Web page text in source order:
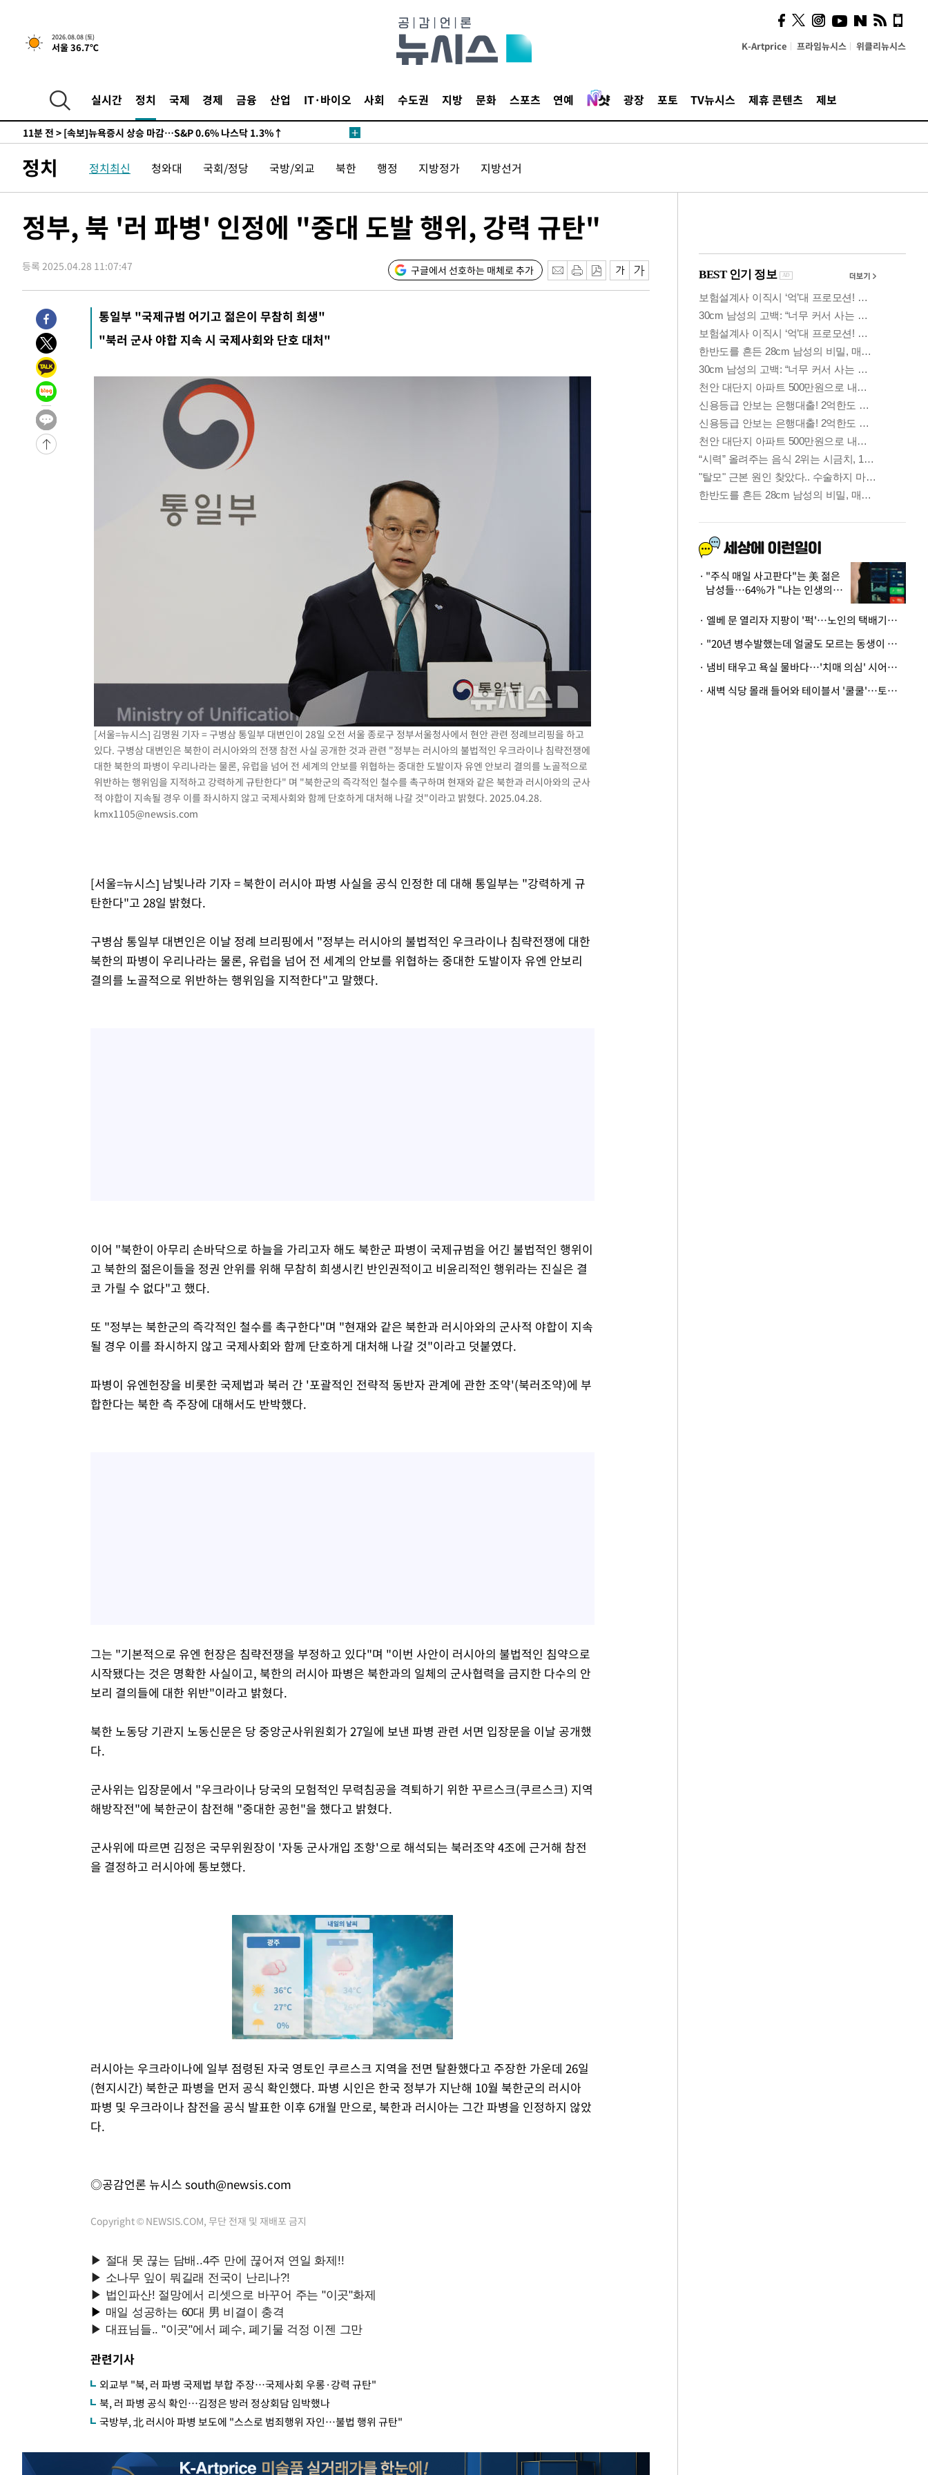
2026.08.08 (토)
서울 36.7℃ K-Artprice 프라임뉴시스 위클리뉴시스
실시간 정치 국제 경제 금융 산업 IT·바이오 사회 수도권 지방 문화 스포츠 연예 광장 포토 TV뉴시스 제휴 콘텐츠 제보
-25796초 전 >여수 오동도 해상서 모터보트 전복…1명 사망·1명 실종
-22023초 전 >극한폭염 한풀 꺾이지만…'낮 최고 35도' 무더위, 열대야 계속[다음
-17558초 전 >
[속보]'압수수색·성접대 논란' 축구협회 "실망과 걱정 안겨드려 죄
-6179초 전 >
11분 전 > [속보]뉴욕증시 상승 마감…S&P 0.6% 나스닥 1.3%↑
-28906초 전 >
선재도서 해루질 나섰다 실종 60대, 닷새 만에 숨진 채 발견
-26440초 전 >남자 농구, 나고야 아시안게임서 '홈팀' 일본과 한일전
-22043초 전 >
극한폭염 한풀 꺾이지만…'낮 최고 35도' 무더위, 열대야 계속[다음
-17578초 전 >[속보]'압수수색·성접대 논란' 축구협회 "실망과 걱정 안겨드려 죄
-6199초 전 >'최고 37도' 폭염 지속…강원동해안 최대 150㎜ 비
11분 전 >
[속보]뉴욕증시 상승 마감…S&P 0.6% 나스닥 1.3%↑
정치 정치최신 청와대 국회/정당 국방/외교 북한 행정 지방정가 지방선거
정부, 북 '러 파병' 인정에 "중대 도발 행위, 강력 규탄"
등록 2025.04.28 11:07:47 구글에서 선호하는 매체로 추가
통일부 "국제규범 어기고 젊은이 무참히 희생"
"북러 군사 야합 지속 시 국제사회와 단호 대처"
[서울=뉴시스] 김명원 기자 = 구병삼 통일부 대변인이 28일 오전 서울 종로구 정부서울청사에서 현안 관련 정례브리핑을 하고
있다. 구병삼 대변인은 북한이 러시아와의 전쟁 참전 사실 공개한 것과 관련 "정부는 러시아의 불법적인 우크라이나 침략전쟁에
대한 북한의 파병이 우리나라는 물론, 유럽을 넘어 전 세계의 안보를 위협하는 중대한 도발이자 유엔 안보리 결의를 노골적으로
위반하는 행위임을 지적하고 강력하게 규탄한다" 며 "북한군의 즉각적인 철수를 촉구하며 현재와 같은 북한과 러시아와의 군사
적 야합이 지속될 경우 이를 좌시하지 않고 국제사회와 함께 단호하게 대처해 나갈 것"이라고 밝혔다. 2025.04.28.
kmx1105@newsis.com
[서울=뉴시스] 남빛나라 기자 = 북한이 러시아 파병 사실을 공식 인정한 데 대해 통일부는 "강력하게 규
탄한다"고 28일 밝혔다.
구병삼 통일부 대변인은 이날 정례 브리핑에서 "정부는 러시아의 불법적인 우크라이나 침략전쟁에 대한
북한의 파병이 우리나라는 물론, 유럽을 넘어 전 세계의 안보를 위협하는 중대한 도발이자 유엔 안보리
결의를 노골적으로 위반하는 행위임을 지적한다"고 말했다.
이어 "북한이 아무리 손바닥으로 하늘을 가리고자 해도 북한군 파병이 국제규범을 어긴 불법적인 행위이
고 북한의 젊은이들을 정권 안위를 위해 무참히 희생시킨 반인권적이고 비윤리적인 행위라는 진실은 결
코 가릴 수 없다"고 했다.
또 "정부는 북한군의 즉각적인 철수를 촉구한다"며 "현재와 같은 북한과 러시아와의 군사적 야합이 지속
될 경우 이를 좌시하지 않고 국제사회와 함께 단호하게 대처해 나갈 것"이라고 덧붙였다.
파병이 유엔헌장을 비롯한 국제법과 북러 간 '포괄적인 전략적 동반자 관계에 관한 조약'(북러조약)에 부
합한다는 북한 측 주장에 대해서도 반박했다.
그는 "기본적으로 유엔 헌장은 침략전쟁을 부정하고 있다"며 "이번 사안이 러시아의 불법적인 침약으로
시작됐다는 것은 명확한 사실이고, 북한의 러시아 파병은 북한과의 일체의 군사협력을 금지한 다수의 안
보리 결의들에 대한 위반"이라고 밝혔다.
북한 노동당 기관지 노동신문은 당 중앙군사위원회가 27일에 보낸 파병 관련 서면 입장문을 이날 공개했
다.
군사위는 입장문에서 "우크라이나 당국의 모험적인 무력침공을 격퇴하기 위한 꾸르스크(쿠르스크) 지역
해방작전"에 북한군이 참전해 "중대한 공헌"을 했다고 밝혔다.
군사위에 따르면 김정은 국무위원장이 '자동 군사개입 조항'으로 해석되는 북러조약 4조에 근거해 참전
을 결정하고 러시아에 통보했다.
Mute
러시아는 우크라이나에 일부 점령된 자국 영토인 쿠르스크 지역을 전면 탈환했다고 주장한 가운데 26일
(현지시간) 북한군 파병을 먼저 공식 확인했다. 파병 시인은 한국 정부가 지난해 10월 북한군의 러시아
파병 및 우크라이나 참전을 공식 발표한 이후 6개월 만으로, 북한과 러시아는 그간 파병을 인정하지 않았
다.
◎공감언론 뉴시스 south@newsis.com
Copyright © NEWSIS.COM, 무단 전재 및 재배포 금지
관련기사
외교부 "북, 러 파병 국제법 부합 주장…국제사회 우롱·강력 규탄"
북, 러 파병 공식 확인…김정은 방러 정상회담 임박했나
국방부, 北 러시아 파병 보도에 "스스로 범죄행위 자인…불법 행위 규탄"
사이 해답 찾았죠"…알을
깨고 나온 '초자아'
"주식 매일 사고판다"는 美 젊은
남성들…64%가 "나는 인생의
· 엘베 문 열리자 지팡이 '퍽'…노인의 택배기사 폭행 이유
· "20년 병수발했는데 얼굴도 모르는 동생이 유산 절반을"…배다른 형제 상속권 있을까
· 냄비 태우고 욕실 물바다…'치매 의심' 시어머니 검사 권유했다가 '날벼락'
· 새벽 식당 몰래 들어와 테이블서 '쿨쿨'…토사물 남기고 사라진 남성